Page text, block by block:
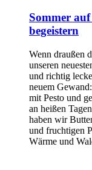
Sommer auf
begeistern
Wenn draußen
unseren
und richtig
neuem
mit Pesto und
an heißen
haben wir
und fruchtigen
Wärme und